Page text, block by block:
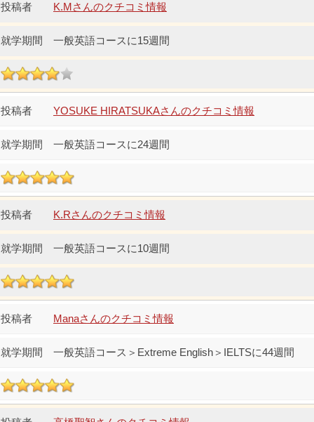
K.Mさんのクチコミ情報
一般英語コースに15週間
YOSUKE HIRATSUKAさんのクチコミ情報
一般英語コースに24週間
K.Rさんのクチコミ情報
一般英語コースに10週間
Manaさんのクチコミ情報
一般英語コース＞Extreme English＞IELTSに44週間